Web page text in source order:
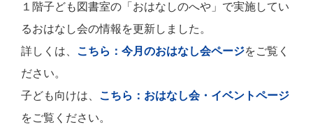
１階子ども図書室の「おはなしのへや」で実施してい
るおはなし会の情報を更新しました。
詳しくは、 こちら：今月のおはなし会ページをご覧く
ださい。
子ども向けは、 こちら：おはなし会・イベントページ
をご覧ください。